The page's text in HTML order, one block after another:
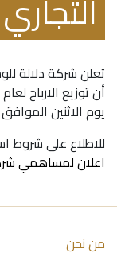
التجاري
تعلن شركة دلالة
يوم الاثنين الموافق 19/03/2012.
للاطلاع على شروط
اعلان لمساهمي
من نحن